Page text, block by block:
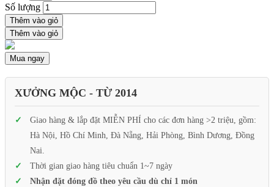
Số lượng
Thêm vào giỏ
Thêm vào giỏ
Mua ngay
XƯỞNG MỘC - TỪ 2014
Giao hàng & lắp đặt MIỄN PHÍ cho các đơn hàng >2 triệu, gồm:
Hà Nội, Hồ Chí Minh, Đà Nẵng, Hải Phòng, Bình Dương, Đồng
Nai.
Thời gian giao hàng tiêu chuẩn 1~7 ngày
Nhận đặt đóng đồ theo yêu cầu dù chỉ 1 món